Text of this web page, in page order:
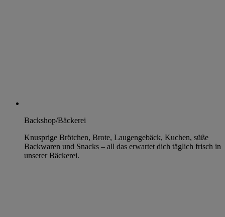
Backshop/Bäckerei
Knusprige Brötchen, Brote, Laugengebäck, Kuchen, süße
Backwaren und Snacks – all das erwartet dich täglich frisch in
unserer Bäckerei.